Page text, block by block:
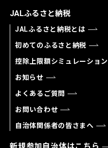
JALふるさと納税
JALふるさと納税とは
初めてのふるさと納税
控除上限額シミュレーション
お知らせ
よくあるご質問
お問い合わせ
自治体関係者の皆さまへ
新規参加自治体はこちら